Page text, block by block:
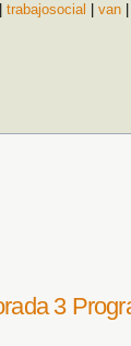
trabajosocial van
3